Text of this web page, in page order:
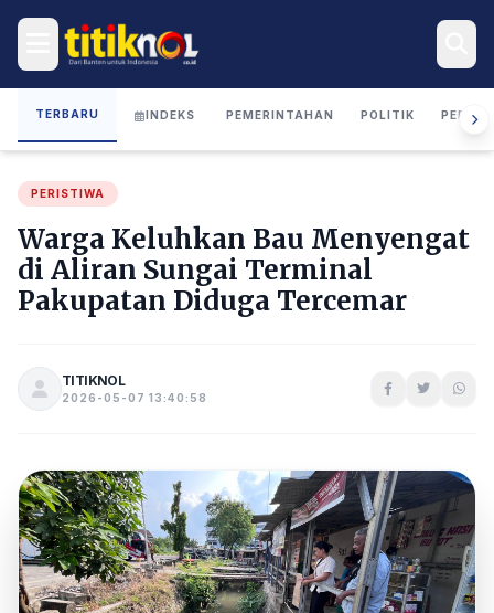
TERBARU INDEKS PEMERINTAHAN POLITIK
PERISTIWA
Warga Keluhkan Bau Menyengat
di Aliran Sungai Terminal
Pakupatan Diduga Tercemar
TITIKNOL
2026-05-07 13:40:58